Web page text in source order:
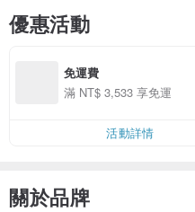
優惠活動
免運費
滿 NT$ 3,533 享免運
活動詳情
關於品牌